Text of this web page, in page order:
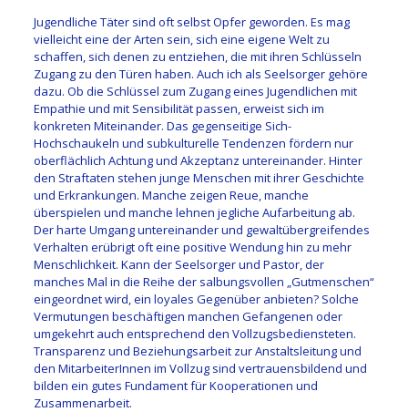
Jugendliche Täter sind oft selbst Opfer geworden. Es mag
vielleicht eine der Arten sein, sich eine eigene Welt zu
schaffen, sich denen zu entziehen, die mit ihren Schlüsseln
Zugang zu den Türen haben. Auch ich als Seelsorger gehöre
dazu. Ob die Schlüssel zum Zugang eines Jugendlichen mit
Empathie und mit Sensibilität passen, erweist sich im
konkreten Miteinander. Das gegenseitige Sich-
Hochschaukeln und subkulturelle Tendenzen fördern nur
oberflächlich Achtung und Akzeptanz untereinander. Hinter
den Straftaten stehen junge Menschen mit ihrer Geschichte
und Erkrankungen. Manche zeigen Reue, manche
überspielen und manche lehnen jegliche Aufarbeitung ab.
Der harte Umgang untereinander und gewaltübergreifendes
Verhalten erübrigt oft eine positive Wendung hin zu mehr
Menschlichkeit. Kann der Seelsorger und Pastor, der
manches Mal in die Reihe der salbungsvollen „Gutmenschen“
eingeordnet wird, ein loyales Gegenüber anbieten? Solche
Vermutungen beschäftigen manchen Gefangenen oder
umgekehrt auch entsprechend den Vollzugsbediensteten.
Transparenz und Beziehungsarbeit zur Anstaltsleitung und
den MitarbeiterInnen im Vollzug sind vertrauensbildend und
bilden ein gutes Fundament für Kooperationen und
Zusammenarbeit.